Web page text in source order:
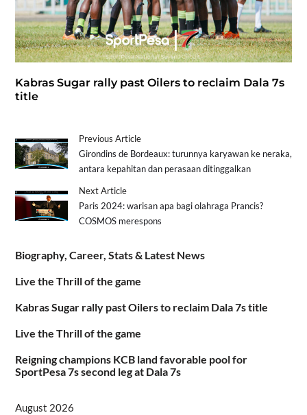
Kabras Sugar rally past Oilers to reclaim Dala 7s
title
Previous Article
Girondins de Bordeaux: turunnya karyawan ke neraka,
antara kepahitan dan perasaan ditinggalkan
Next Article
Paris 2024: warisan apa bagi olahraga Prancis?
COSMOS merespons
Biography, Career, Stats & Latest News
Live the Thrill of the game
Kabras Sugar rally past Oilers to reclaim Dala 7s title
Live the Thrill of the game
Reigning champions KCB land favorable pool for
SportPesa 7s second leg at Dala 7s
August 2026